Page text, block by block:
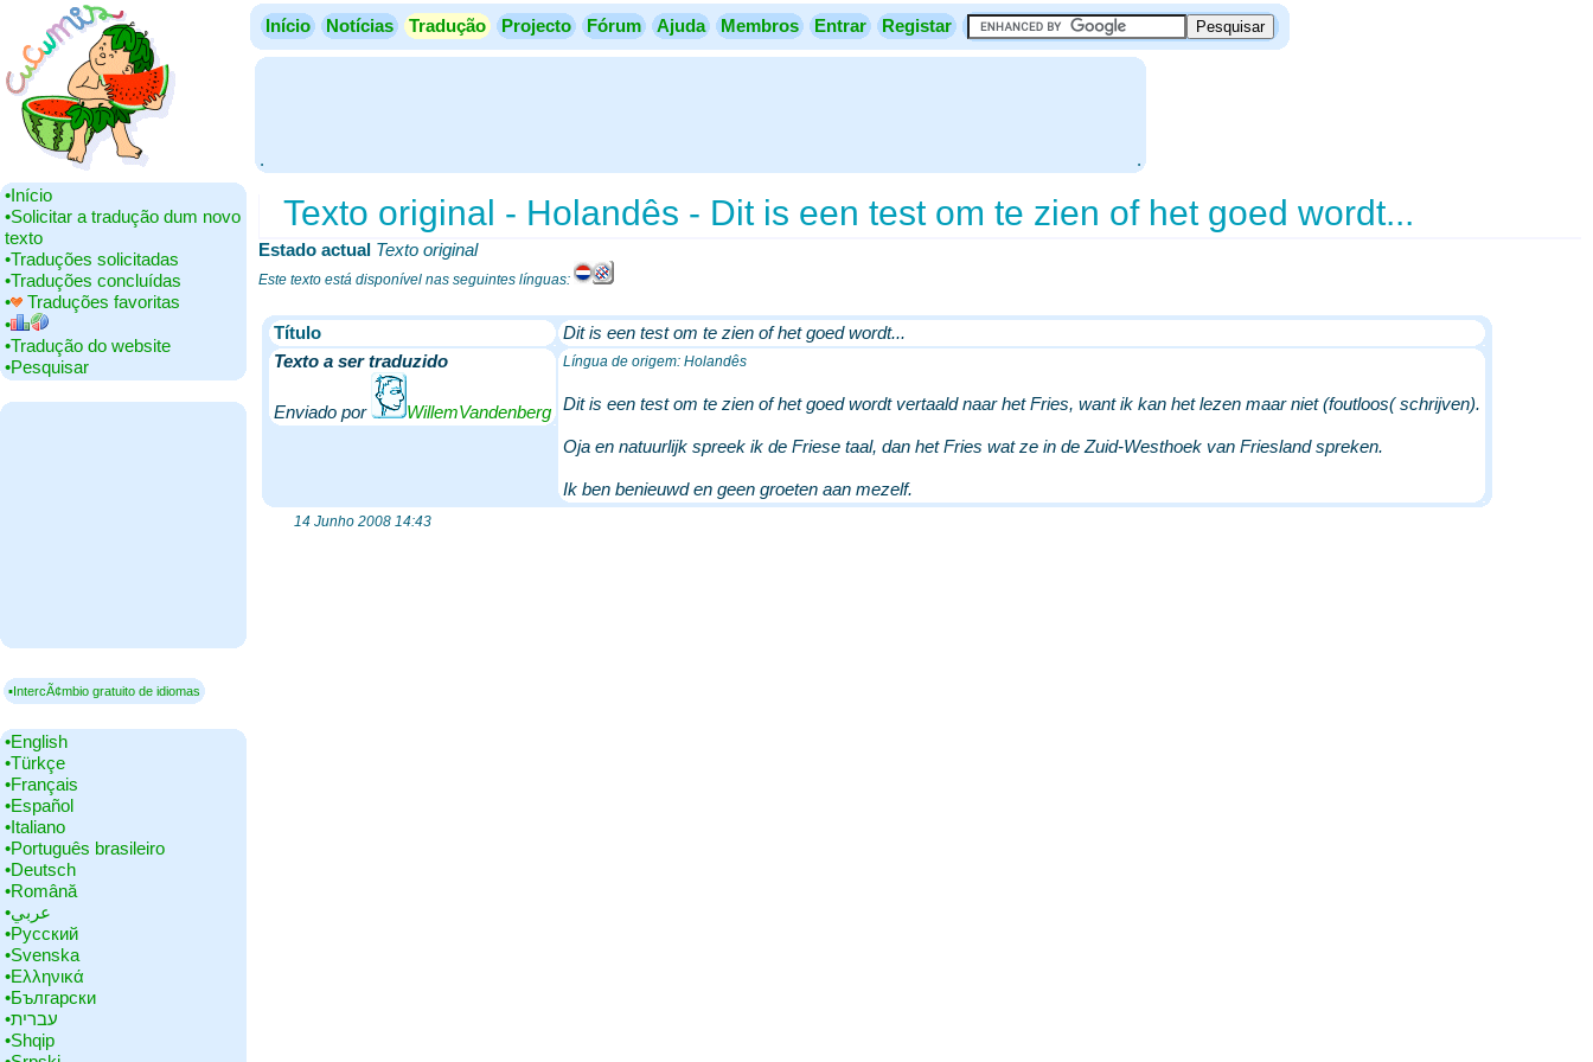
Início Notícias Tradução Projecto Fórum Ajuda Membros Entrar Registar
.
.
•‎Início
•‎Solicitar a tradução dum novo
texto
•‎Traduções solicitadas
•‎Traduções concluídas
•‎
Traduções favoritas
•‎
•‎Tradução do website
•‎Pesquisar
▪IntercÃ¢mbio gratuito de idiomas
•‎English
•‎Türkçe
•‎Français
•‎Español
•‎Italiano
•‎Português brasileiro
•‎Deutsch
•‎Română
•‎عربي
•‎Русский
•‎Svenska
•‎Ελληνικά
•‎Български
•‎עברית
•‎Shqip
Texto original - Holandês - Dit is een test om te zien of het goed wordt...
Estado actual Texto original
Este texto está disponível nas seguintes línguas:
Título
Dit is een test om te zien of het goed wordt...
Texto a ser traduzido
Enviado por WillemVandenberg
Língua de origem: Holandês
Dit is een test om te zien of het goed wordt vertaald naar het Fries, want ik kan het lezen maar niet (foutloos( schrijven).
Oja en natuurlijk spreek ik de Friese taal, dan het Fries wat ze in de Zuid-Westhoek van Friesland spreken.
Ik ben benieuwd en geen groeten aan mezelf.
14 Junho 2008 14:43